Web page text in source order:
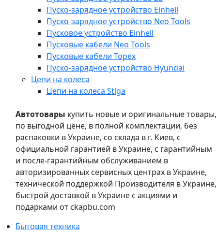
Пуско-зарядное устройство Einhell
Пуско-зарядное устройство Neo Tools
Пусковое устройство Einhell
Пусковые кабели Neo Tools
Пусковые кабели Topex
Пуско-зарядное устройство Hyundai
Цепи на колеса
Цепи на колеса Stiga
Автотовары купить новые и оригинальные товары,
по выгодной цене, в полной комплектации, без
распаковки в Украине, со склада в г. Киев, с
официальной гарантией в Украине, с гарантийным
и после-гарантийным обслуживанием в
авторизированных сервисных центрах в Украине,
технической поддержкой Производителя в Украине,
быстрой доставкой в Украине с акциями и
подарками от ckapbu.com
Бытовая техника